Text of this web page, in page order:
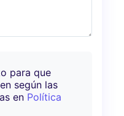
para que
según las
en Política